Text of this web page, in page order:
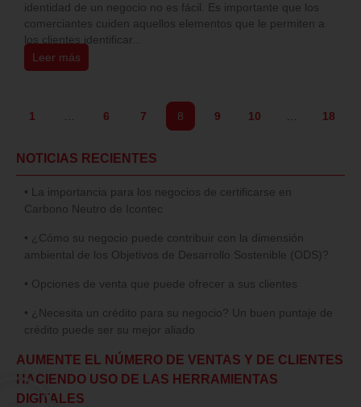
identidad de un negocio no es fácil. Es importante que los
comerciantes cuiden aquellos elementos que le permiten a
los clientes identificar...
Leer más
1 6 7 8 9 10 18
NOTICIAS RECIENTES
• La importancia para los negocios de certificarse en
Carbono Neutro de Icontec
• ¿Cómo su negocio puede contribuir con la dimensión
ambiental de los Objetivos de Desarrollo Sostenible (ODS)?
• Opciones de venta que puede ofrecer a sus clientes
• ¿Necesita un crédito para su negocio? Un buen puntaje de
crédito puede ser su mejor aliado
AUMENTE EL NÚMERO DE VENTAS Y DE CLIENTES
HACIENDO USO DE LAS HERRAMIENTAS
DIGITALES